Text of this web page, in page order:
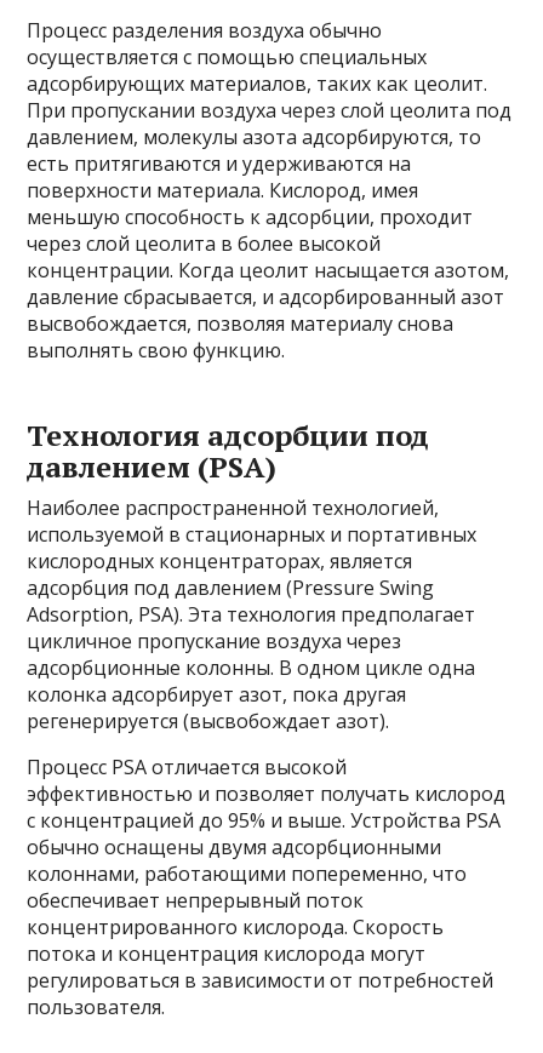
Процесс разделения воздуха обычно
осуществляется с помощью специальных
адсорбирующих материалов, таких как цеолит.
При пропускании воздуха через слой цеолита под
давлением, молекулы азота адсорбируются, то
есть притягиваются и удерживаются на
поверхности материала. Кислород, имея
меньшую способность к адсорбции, проходит
через слой цеолита в более высокой
концентрации. Когда цеолит насыщается азотом,
давление сбрасывается, и адсорбированный азот
высвобождается, позволяя материалу снова
выполнять свою функцию.
Технология адсорбции под
давлением (PSA)
Наиболее распространенной технологией,
используемой в стационарных и портативных
кислородных концентраторах, является
адсорбция под давлением (Pressure Swing
Adsorption, PSA). Эта технология предполагает
цикличное пропускание воздуха через
адсорбционные колонны. В одном цикле одна
колонка адсорбирует азот, пока другая
регенерируется (высвобождает азот).
Процесс PSA отличается высокой
эффективностью и позволяет получать кислород
с концентрацией до 95% и выше. Устройства PSA
обычно оснащены двумя адсорбционными
колоннами, работающими попеременно, что
обеспечивает непрерывный поток
концентрированного кислорода. Скорость
потока и концентрация кислорода могут
регулироваться в зависимости от потребностей
пользователя.